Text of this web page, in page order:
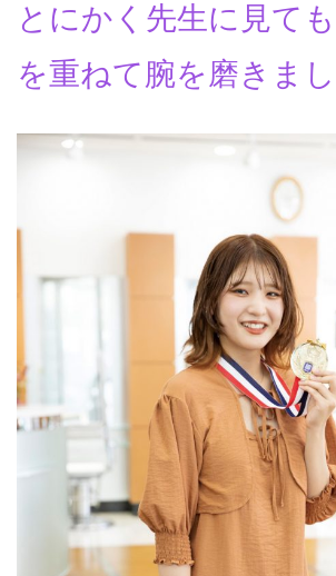
とにかく先生に見て
を重ねて腕を磨きまし